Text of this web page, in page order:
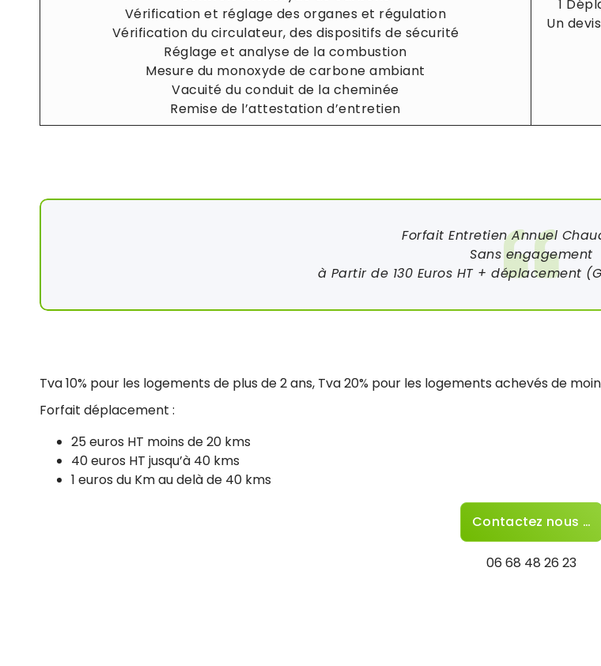
Vérification et réglage des organes et régulation
Vérification du circulateur, des dispositifs de sécurité
Réglage et analyse de la combustion
Mesure du monoxyde de carbone ambiant
Vacuité du conduit de la cheminée
Remise de l’attestation d’entretien
1
Un
Forfait Entretien Annuel
Sans engagement
à Partir de 130 Euros HT + déplacement
Tva 10% pour les logements de plus de 2 ans, Tva 20% pour les logements achevés de
Forfait déplacement :
25 euros HT moins de 20 kms
40 euros HT jusqu’à 40 kms
1 euros du Km au delà de 40 kms
Contactez nous …
06 68 48 26 23